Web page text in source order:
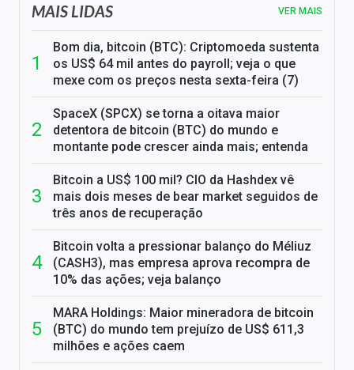
MAIS LIDAS VER MAIS
Bom dia, bitcoin (BTC): Criptomoeda sustenta
os US$ 64 mil antes do payroll; veja o que
mexe com os preços nesta sexta-feira (7)
SpaceX (SPCX) se torna a oitava maior
detentora de bitcoin (BTC) do mundo e
montante pode crescer ainda mais; entenda
Bitcoin a US$ 100 mil? CIO da Hashdex vê
mais dois meses de bear market seguidos de
três anos de recuperação
Bitcoin volta a pressionar balanço do Méliuz
(CASH3), mas empresa aprova recompra de
10% das ações; veja balanço
MARA Holdings: Maior mineradora de bitcoin
(BTC) do mundo tem prejuízo de US$ 611,3
milhões e ações caem